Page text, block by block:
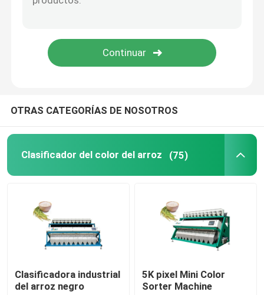
clasificador del color del té
Clasificador del color de la correa
Clasificadora material
Clasificador del color de maíz
OTRAS CATEGORÍAS DE NOSOTROS
Clasificador del color del arroz (75)
Clasificadora industrial
del arroz negro
5K pixel Mini Color
Sorter Machine